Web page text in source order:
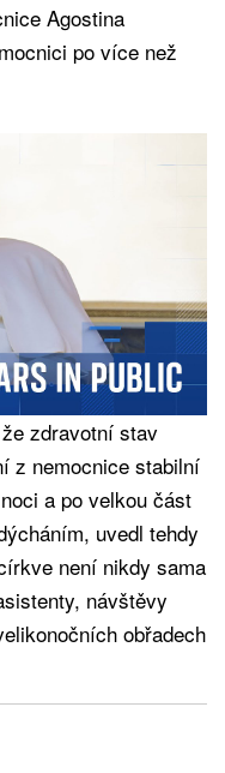
Agostina
po více než
zdravotní stav
z nemocnice stabilní
a po velkou část
uvedl tehdy
není nikdy sama
návštěvy
obřadech